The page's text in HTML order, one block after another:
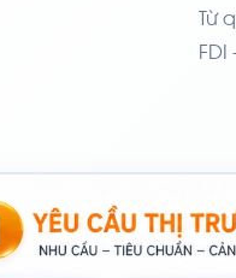
Từ